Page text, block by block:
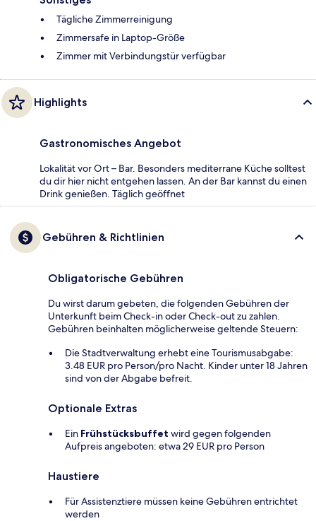
Tägliche Zimmerreinigung
Zimmersafe in Laptop-Größe
Zimmer mit Verbindungstür verfügbar
Highlights
Gastronomisches Angebot
Lokalität vor Ort – Bar. Besonders mediterrane Küche solltest
du dir hier nicht entgehen lassen. An der Bar kannst du einen
Drink genießen. Täglich geöffnet
Gebühren & Richtlinien
Obligatorische Gebühren
Du wirst darum gebeten, die folgenden Gebühren der
Unterkunft beim Check-in oder Check-out zu zahlen.
Gebühren beinhalten möglicherweise geltende Steuern:
Die Stadtverwaltung erhebt eine Tourismusabgabe:
3.48 EUR pro Person/pro Nacht. Kinder unter 18 Jahren
sind von der Abgabe befreit.
Optionale Extras
Ein Frühstücksbuffet wird gegen folgenden
Aufpreis angeboten: etwa 29 EUR pro Person
Haustiere
Für Assistenztiere müssen keine Gebühren entrichtet
werden